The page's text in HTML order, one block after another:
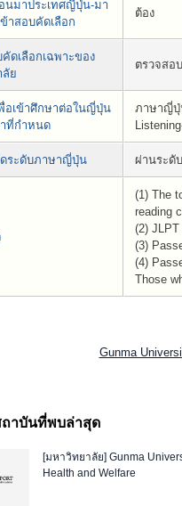
มาประเทศญี่ปุ่น-มา
าสอบคัดเลือก
ต้อง
ดเลือกเฉพาะของ
ย
ตรวจสอ
อเข้าศึกษาต่อในญี่ปุ่น
ที่กำหนด
ภาษาญี่ปุ่
ระดับภาษาญี่ปุ่น ผ่านระดั
(1) The
reading
(2) JLPT
(3)
(4)
Those
Gunma
าบันที่พบล่าสุด
[มหาวิทยาลัย] Gunma
Health and Welfare